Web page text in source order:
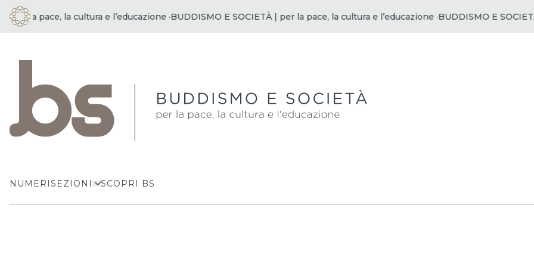
la pace, la cultura e l’educazione ·BUDDISMO E SOCIETÀ | per la pace, la cultura e l’educazione ·BUDDISMO E SOCIETÀ |
NUMERISEZIONI SCOPRI BS